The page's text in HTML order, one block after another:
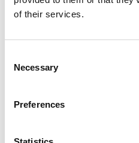
of their services.
Selection
Necessary
Preferences